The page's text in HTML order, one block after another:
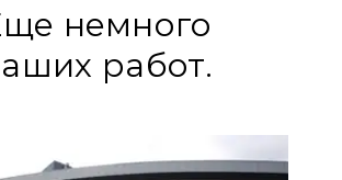
немного
работ.